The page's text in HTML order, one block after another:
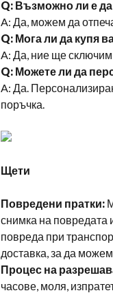
Q: Възможно ли е
A: Да, можем да
Q: Мога ли да купя
A: Да, ние ще
Q: Можете ли да
A: Да.
поръчка.
Щети
Повредени пратки:
снимка на повредата
повреда при
доставка, за да
Процес на
часове, моля,